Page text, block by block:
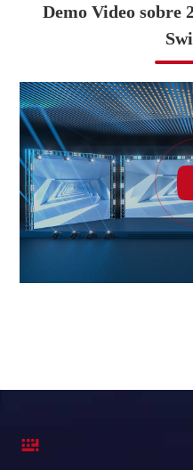
Demo Video
